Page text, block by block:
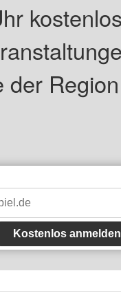
der
Kostenlos anmelden